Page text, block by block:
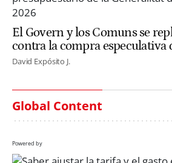
El Govern y los Comuns se
contra la compra especulativa
David Expósito J.
Global Content
Powered by